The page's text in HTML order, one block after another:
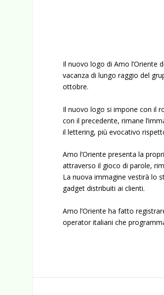
Il nuovo logo di Amo l’Oriente
vacanza di lungo raggio del
ottobre.
Il nuovo logo si impone con il
con il precedente, rimane
il lettering, più evocativo
Amo l’Oriente presenta la
attraverso il gioco di parole,
La nuova immagine vestirà lo
gadget distribuiti ai clienti.
Amo l’Oriente ha fatto
operator italiani che